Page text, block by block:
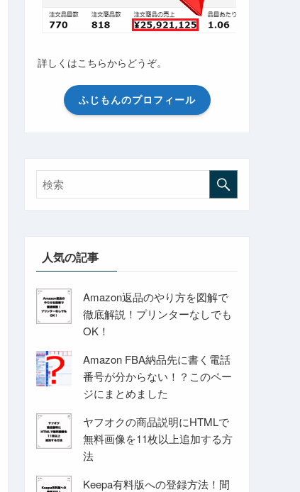
詳しくはこちらからどうぞ。
ふじもんのプロフィール
人気の記事
Amazon返品のやり方を図解で
徹底解説！プリンターなしでも
OK！
Amazon FBA納品先に書く電話
番号が分からない！？このペー
ジにまとめました
ヤフオクの商品説明にHTMLで
無料画像を11枚以上追加する方
法
Keepa有料版への登録方法！間